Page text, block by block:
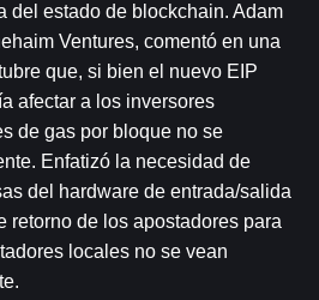
del estado de blockchain. Adam
Ventures, comentó en una
que, si bien el nuevo EIP
afectar a los inversores
de gas por bloque no se
Enfatizó la necesidad de
del hardware de entrada/salida
retorno de los apostadores para
locales no se vean